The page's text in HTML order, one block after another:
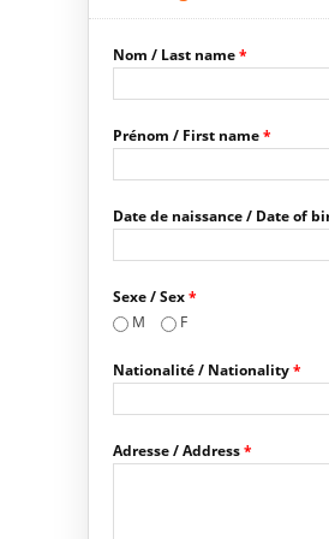
Nom / Last name*
Prénom / First name*
Date de naissance / Date of
Sexe / Sex*
M
F
Nationalité / Nationality*
Adresse / Address*